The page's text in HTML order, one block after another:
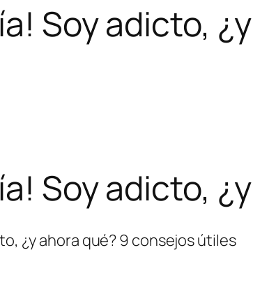
Soy adicto,
Soy adicto,
¿y ahora qué? 9 consejos útiles